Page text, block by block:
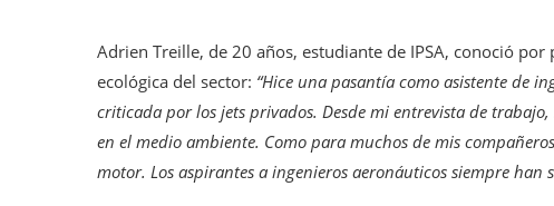
Adrien Treille, de 20 años, estudiante de IPSA, conoció
ecológica del sector: “Hice una pasantía como asistente de
criticada por los jets privados. Desde mi entrevista de
en el medio ambiente. Como para muchos de mis
motor. Los aspirantes a ingenieros aeronáuticos siempre han